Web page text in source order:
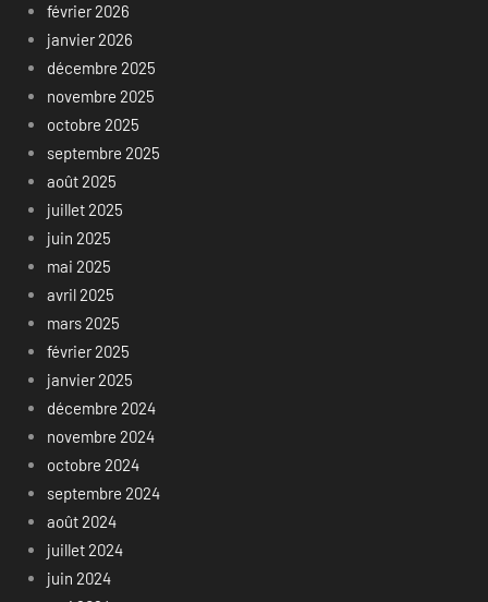
février 2026
janvier 2026
décembre 2025
novembre 2025
octobre 2025
septembre 2025
août 2025
juillet 2025
juin 2025
mai 2025
avril 2025
mars 2025
février 2025
janvier 2025
décembre 2024
novembre 2024
octobre 2024
septembre 2024
août 2024
juillet 2024
juin 2024